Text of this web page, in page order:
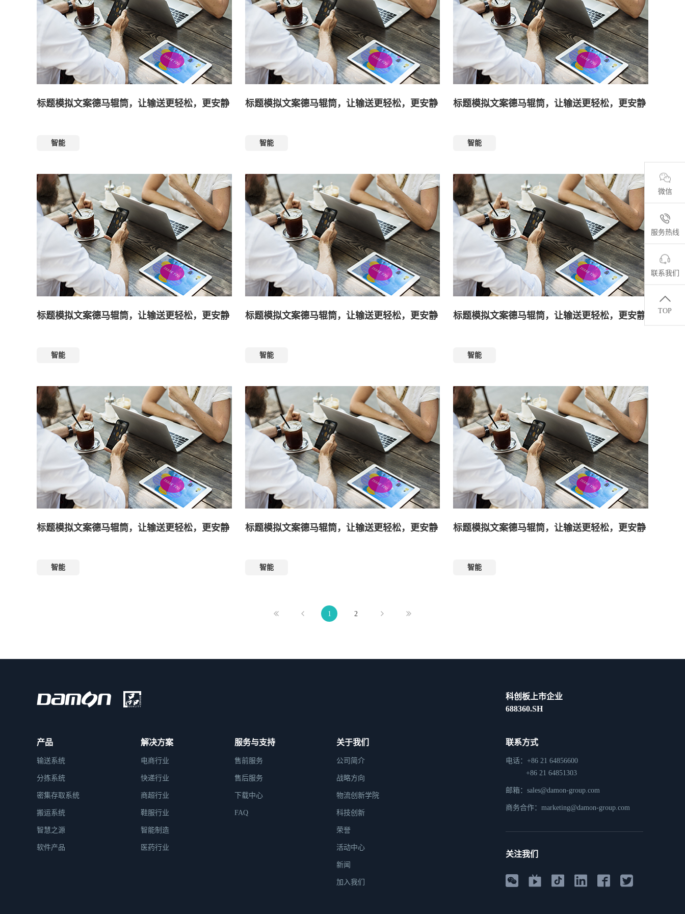
标题模拟文案德马辊筒，让输送更轻松，更安静
智能
标题模拟文案德马辊筒，让输送更轻松，更安静
智能
标题模拟文案德马辊筒，让输送更轻松，更安静
智能
标题模拟文案德马辊筒，让输送更轻松，更安静
智能
标题模拟文案德马辊筒，让输送更轻松，更安静
智能
标题模拟文案德马辊筒，让输送更轻松，更安静
智能
标题模拟文案德马辊筒，让输送更轻松，更安静
智能
标题模拟文案德马辊筒，让输送更轻松，更安静
智能
标题模拟文案德马辊筒，让输送更轻松，更安静
智能
1 2
产品
输送系统
分拣系统
密集存取系统
搬运系统
智慧之源
软件产品
解决方案
电商行业
快递行业
商超行业
鞋服行业
智能制造
医药行业
服务与支持
售前服务
售后服务
下载中心
FAQ
关于我们
公司简介
战略方向
物流创新学院
科技创新
荣誉
活动中心
新闻
加入我们
科创板上市企业
688360.SH
联系方式
电话：+86 21 64856600
+86 21 64851303
邮箱：sales@damon-group.com
商务合作：marketing@damon-group.com
关注我们
微信
服务热线
联系我们
TOP